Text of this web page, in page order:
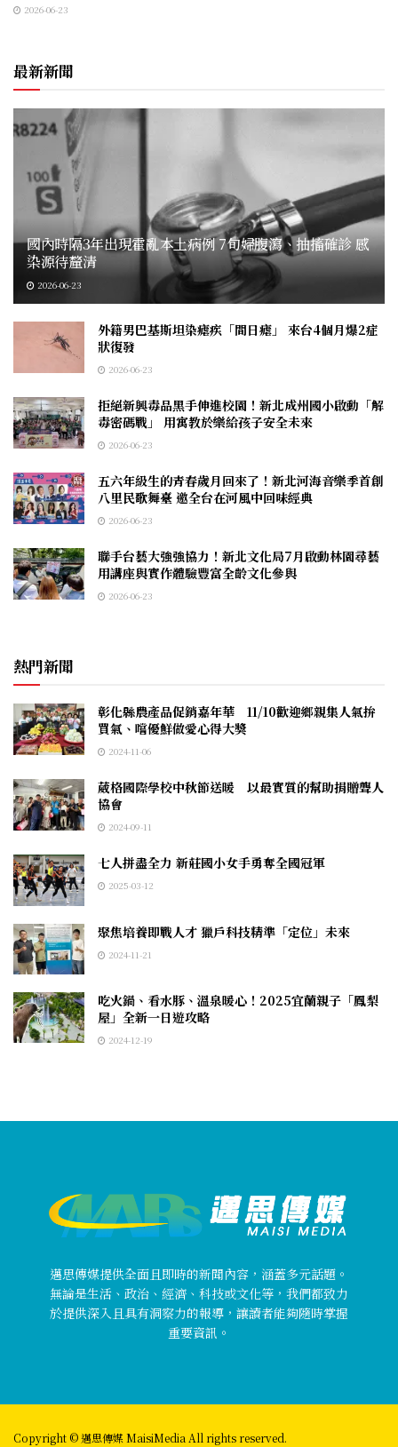
2026-06-23
最新新聞
國內時隔3年出現霍亂本土病例 7旬婦腹瀉、抽搐確診 感
染源待釐清
2026-06-23
外籍男巴基斯坦染瘧疾「間日瘧」 來台4個月爆2症
狀復發
2026-06-23
拒絕新興毒品黑手伸進校園！新北成州國小啟動「解
毒密碼戰」 用寓教於樂給孩子安全未來
2026-06-23
五六年級生的青春歲月回來了！新北河海音樂季首創
八里民歌舞臺 邀全台在河風中回味經典
2026-06-23
聯手台藝大強強協力！新北文化局7月啟動林園尋藝
用講座與實作體驗豐富全齡文化參與
2026-06-23
熱門新聞
彰化縣農產品促銷嘉年華 11/10歡迎鄉親集人氣拚
買氣、嚐優鮮做愛心得大獎
2024-11-06
葳格國際學校中秋節送暖 以最實質的幫助捐贈聾人
協會
2024-09-11
七人拼盡全力 新莊國小女手勇奪全國冠軍
2025-03-12
聚焦培養即戰人才 獵戶科技精準「定位」未來
2024-11-21
吃火鍋、看水豚、溫泉暖心！2025宜蘭親子「鳳梨
屋」全新一日遊攻略
2024-12-19
邁思傳媒提供全面且即時的新聞內容，涵蓋多元話題。
無論是生活、政治、經濟、科技或文化等，我們都致力
於提供深入且具有洞察力的報導，讓讀者能夠隨時掌握
重要資訊。
Copyright © 邁思傳媒 MaisiMedia All rights reserved.